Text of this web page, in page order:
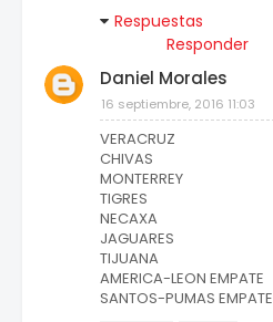
Respuestas
Responder
Daniel Morales
16 septiembre, 2016 11:03
VERACRUZ
CHIVAS
MONTERREY
TIGRES
NECAXA
JAGUARES
TIJUANA
AMERICA-LEON EMPATE
SANTOS-PUMAS EMPATE